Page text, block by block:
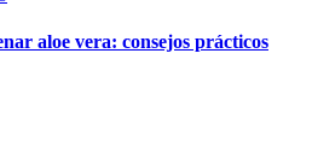
aloe vera: consejos prácticos